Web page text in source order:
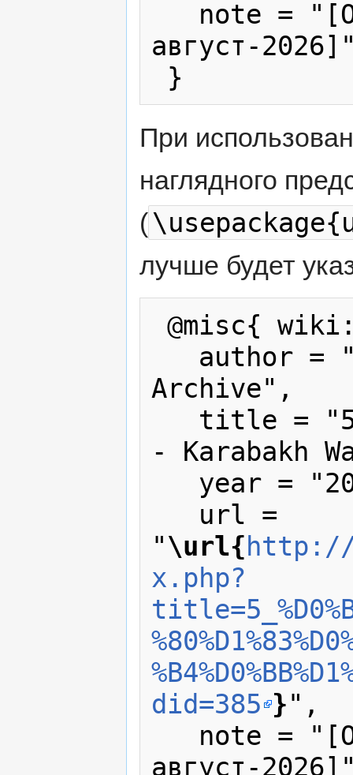
август-
При
наглядного
(
лучше будет
Archive",
- Karabakh
"\url{ http://
x.php?
did=385 }",
август-